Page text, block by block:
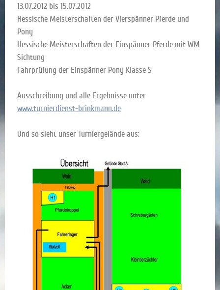
13.07.2012 bis 15.07.2012
Hessische Meisterschaften der Vierspänner Pferde und
Pony
Hessische Meisterschaften der Einspänner Pferde mit WM
Sichtung
Fahrprüfung der Einspänner Pony Klasse S
Ausschreibung und alle Ergebnisse unter
www.turnierdienst-brinkmann.de
Und so sieht unser Turniergelände aus: